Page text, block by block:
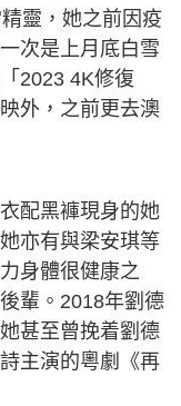
靈，她之前因疫
次是上月底白雪
2023 4K修復
外，之前更去澳
配黑褲現身的她
亦有與梁安琪等
身體很健康之
輩。2018年劉德
甚至曾挽着劉德
主演的粵劇《再